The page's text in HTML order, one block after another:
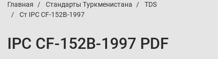
Главная Стандарты Туркменистана
TDS
Ст IPC CF-152B-1997
IPC CF-152B-1997 PDF